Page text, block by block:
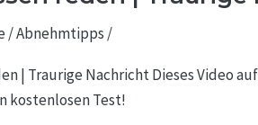
/Abnehmtipps /
| Traurige Nachricht Dieses Video
kostenlosen Test!